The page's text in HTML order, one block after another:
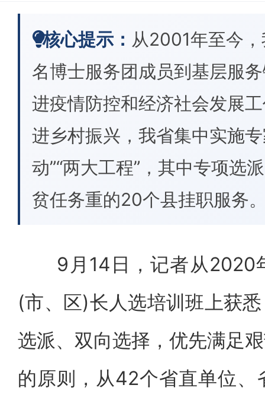
核心提示： 从2001年至今
名博士服务团成员到基层服
进疫情防控和经济社会发展
进乡村振兴，我省集中实施
动”“两大工程”，其中专项选
贫任务重的20个县挂职服务
9月14日，记者从2020
(市、区)长人选培训班上获
选派、双向选择，优先满足
的原则，从42个省直单位